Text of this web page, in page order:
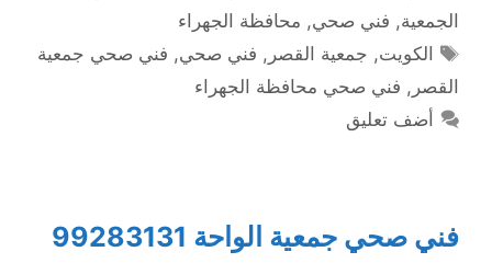
الجمعية, فني صحي, محافظة الجهراء
الوسوم
الكويت, جمعية القصر , فني صحي, فني صحي جمعية
القصر , فني صحي محافظة الجهراء
أضف تعليق
فني صحي جمعية الواحة 99283131